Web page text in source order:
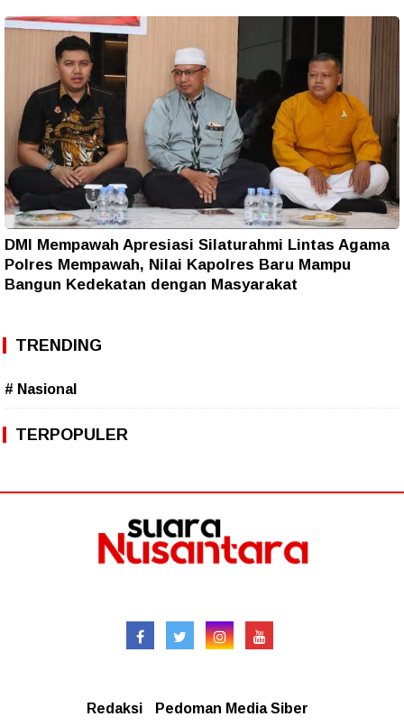
DMI Mempawah Apresiasi Silaturahmi Lintas Agama
Polres Mempawah, Nilai Kapolres Baru Mampu
Bangun Kedekatan dengan Masyarakat
TRENDING
# Nasional
TERPOPULER
Redaksi
Pedoman Media Siber